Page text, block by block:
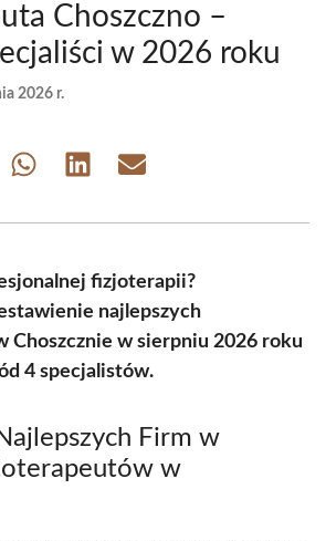
Choszczno –
w 2026 roku
2026 r.
Share Share Share
fizjoterapii?
najlepszych
Choszcznie w sierpniu 2026 roku
4 specjalistów.
Firm w
w